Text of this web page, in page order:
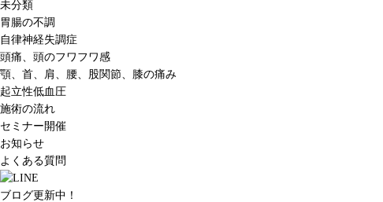
未分類
胃腸の不調
自律神経失調症
頭痛、頭のフワフワ感
顎、首、肩、腰、股関節、膝の痛み
起立性低血圧
施術の流れ
セミナー開催
お知らせ
よくある質問
ブログ更新中！